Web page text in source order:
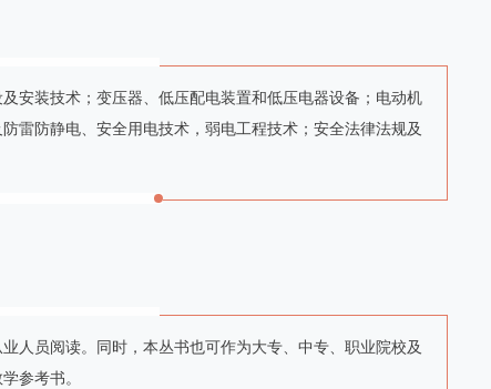
安装技术；变压器、低压配电装置和低压电器设备；电动机
雷防静电、安全用电技术，弱电工程技术；安全法律法规及
人员阅读。同时，本丛书也可作为大专、中专、职业院校及
参考书。